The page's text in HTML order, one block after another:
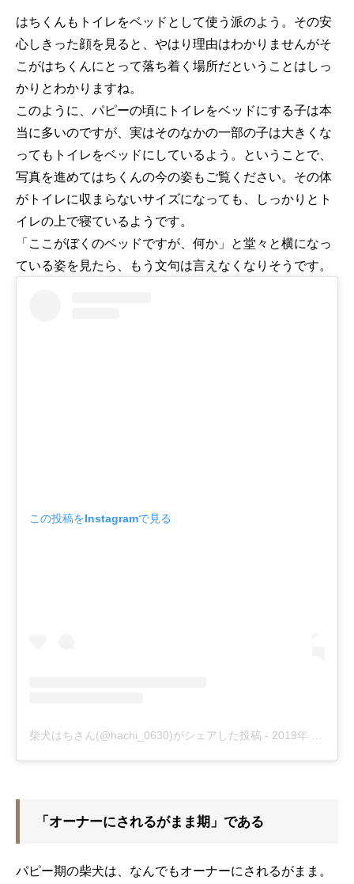
はちくんもトイレをベッドとして使う派のよう。その安
心しきった顔を見ると、やはり理由はわかりませんがそ
こがはちくんにとって落ち着く場所だということはしっ
かりとわかりますね。
このように、パピーの頃にトイレをベッドにする子は本
当に多いのですが、実はそのなかの一部の子は大きくな
ってもトイレをベッドにしているよう。ということで、
写真を進めてはちくんの今の姿もご覧ください。その体
がトイレに収まらないサイズになっても、しっかりとト
イレの上で寝ているようです。
「ここがぼくのベッドですが、何か」と堂々と横になっ
ている姿を見たら、もう文句は言えなくなりそうです。
この投稿をInstagramで見る
柴犬はちさん(@hachi_0630)がシェアした投稿 - 2019年 3月月24日午後8時44分PDT
「オーナーにされるがまま期」である
パピー期の柴犬は、なんでもオーナーにされるがまま。